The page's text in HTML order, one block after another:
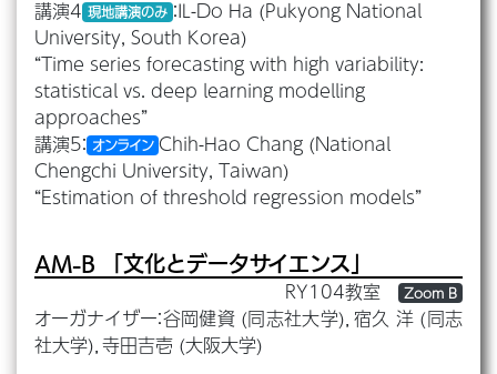
講演4 現地講演のみ ：IL-Do Ha (Pukyong National
University, South Korea)
“Time series forecasting with high variability:
statistical vs. deep learning modelling
approaches”
講演5： オンライン Chih-Hao Chang (National
Chengchi University, Taiwan)
“Estimation of threshold regression models”
AM-B 「⽂化とデータサイエンス」
RY104教室 Zoom B
オーガナイザー：⾕岡健資 (同志社大学)，宿久 洋 (同志
社大学)，寺⽥吉壱 (大阪大学)